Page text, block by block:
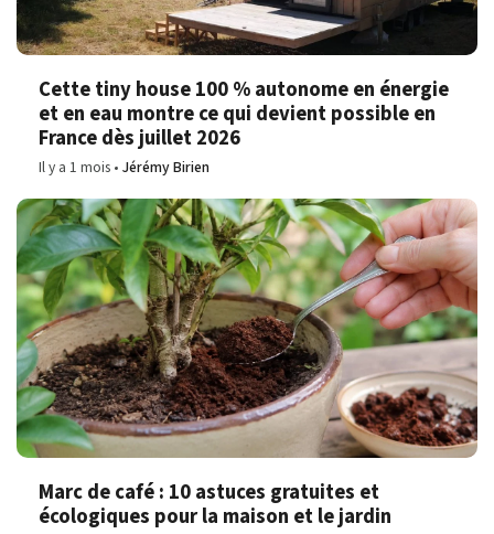
Cette tiny house 100 % autonome en énergie
et en eau montre ce qui devient possible en
France dès juillet 2026
Il y a 1 mois Jérémy Birien
Marc de café : 10 astuces gratuites et
écologiques pour la maison et le jardin